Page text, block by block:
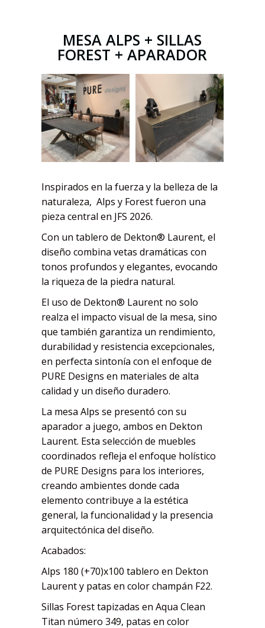
MESA ALPS + SILLAS
FOREST + APARADOR
Inspirados en la fuerza y la belleza de la
naturaleza, Alps y Forest fueron una
pieza central en JFS 2026.
Con un tablero de Dekton® Laurent, el
diseño combina vetas dramáticas con
tonos profundos y elegantes, evocando
la riqueza de la piedra natural.
El uso de Dekton® Laurent no solo
realza el impacto visual de la mesa, sino
que también garantiza un rendimiento,
durabilidad y resistencia excepcionales,
en perfecta sintonía con el enfoque de
PURE Designs en materiales de alta
calidad y un diseño duradero.
La mesa Alps se presentó con su
aparador a juego, ambos en Dekton
Laurent. Esta selección de muebles
coordinados refleja el enfoque holístico
de PURE Designs para los interiores,
creando ambientes donde cada
elemento contribuye a la estética
general, la funcionalidad y la presencia
arquitectónica del diseño.
Acabados:
Alps 180 (+70)x100 tablero en Dekton
Laurent y patas en color champán F22.
Sillas Forest tapizadas en Aqua Clean
Titan número 349, patas en color